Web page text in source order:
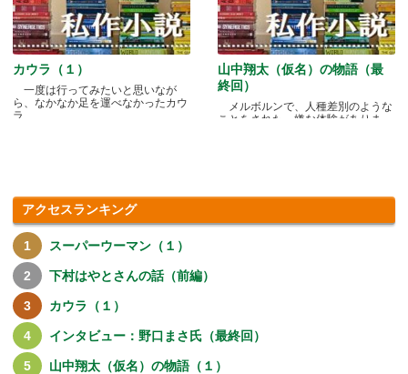
カウラ（１）
一度は行ってみたいと思いなが
ら、なかなか足を運べなかったカウ
ラ.....
山中翔太（仮名）の物語（最
終回）
メルボルンで、人種差別のような
ことをされた、嫌な体験がありま
アクセスランキング
スーパーウーマン（１）
下村はやとさんの話（前編）
カウラ（１）
インタビュー：野口まさ氏（最終回）
山中翔太（仮名）の物語（１）